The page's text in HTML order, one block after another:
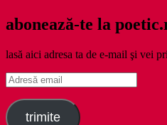
abonează-te la
lasă aici adresa ta de e-mail şi vei
Adresă
email
trimite